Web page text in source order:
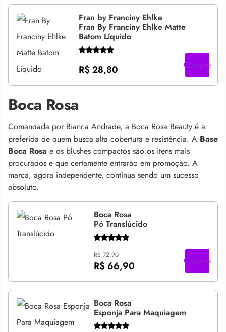
Fran by Franciny Ehlke
Fran By Franciny Ehlke Matte
Batom Líquido
R$ 28,80 Compre
Boca Rosa
Comandada por Bianca Andrade, a Boca Rosa Beauty é a
preferida de quem busca alta cobertura e resistência. A Base
Boca Rosa e os blushes compactos são os itens mais
procurados e que certamente entrarão em promoção. A
marca, agora independente, continua sendo um sucesso
absoluto.
Boca Rosa
Pó Translúcido
R$ 72,90
R$ 66,90 Compre
Boca Rosa
Esponja Para Maquiagem